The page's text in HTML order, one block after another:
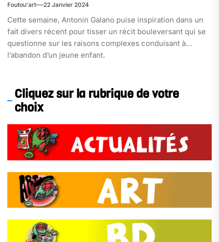
Foutou'art 22 Janvier 2024
Cette semaine, Antonin Galano puise inspiration dans un
fait divers récent pour tisser un récit bouleversant qui se
questionne sur les raisons complexes conduisant à
l’abandon d’un jeune enfant.
Cliquez sur la rubrique de votre
choix